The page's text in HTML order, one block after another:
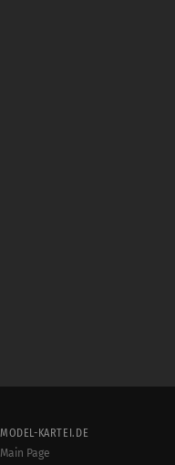
MODEL-KARTEI.DE
Main Page